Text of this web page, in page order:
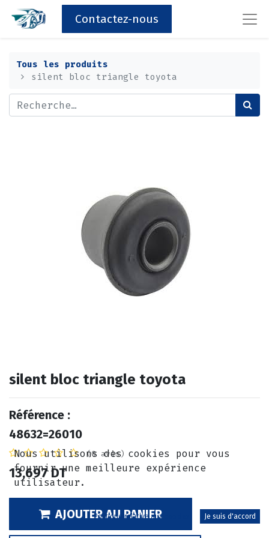
Contactez-nous
Tous les produits
silent bloc triangle toyota
silent bloc triangle toyota
Référence :
48632=26010
(0 avis)
13,697DT
AJOUTER AU PANIER
Nous utilisons des cookies pour vous
fournir une meilleure expérience
utilisateur.
Politique relative aux cookies Je suis d'accord